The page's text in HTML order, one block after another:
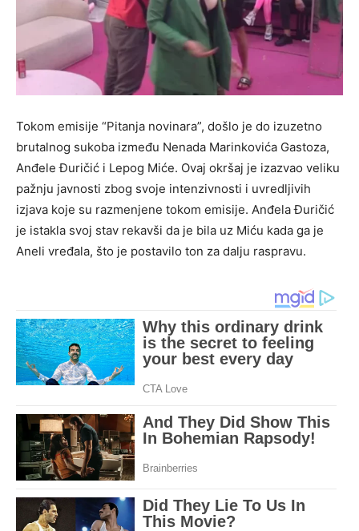
Tokom emisije “Pitanja novinara”, došlo je do izuzetno
brutalnog sukoba između Nenada Marinkovića Gastoza,
Anđele Đuričić i Lepog Miće. Ovaj okršaj je izazvao veliku
pažnju javnosti zbog svoje intenzivnosti i uvredljivih
izjava koje su razmenjene tokom emisije. Anđela Đuričić
je istakla svoj stav rekavši da je bila uz Miću kada ga je
Aneli vređala, što je postavilo ton za dalju raspravu.